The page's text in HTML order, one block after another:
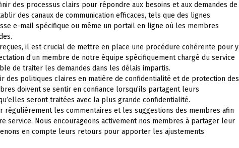
des processus clairs pour répondre aux besoins et aux demandes de
des canaux de communication efficaces, tels que des lignes
e-mail spécifique ou même un portail en ligne où les membres
il est crucial de mettre en place une procédure cohérente pour y
d’un membre de notre équipe spécifiquement chargé du service
de traiter les demandes dans les délais impartis.
des politiques claires en matière de confidentialité et de protection des
doivent se sentir en confiance lorsqu’ils partagent leurs
seront traitées avec la plus grande confidentialité.
régulièrement les commentaires et les suggestions des membres afin
service. Nous encourageons activement nos membres à partager leur
en compte leurs retours pour apporter les ajustements